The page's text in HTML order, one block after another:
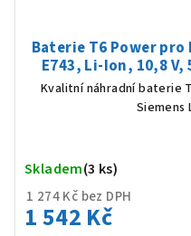
Baterie T6 Power
E743, Li-Ion, 10,8 V,
Kvalitní náhradní baterie
Siemens
1 274 Kč bez DPH
1 542 Kč
Skladem(3 ks)